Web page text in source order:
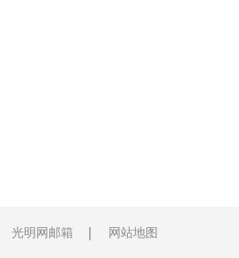
光明网邮箱 网站地图